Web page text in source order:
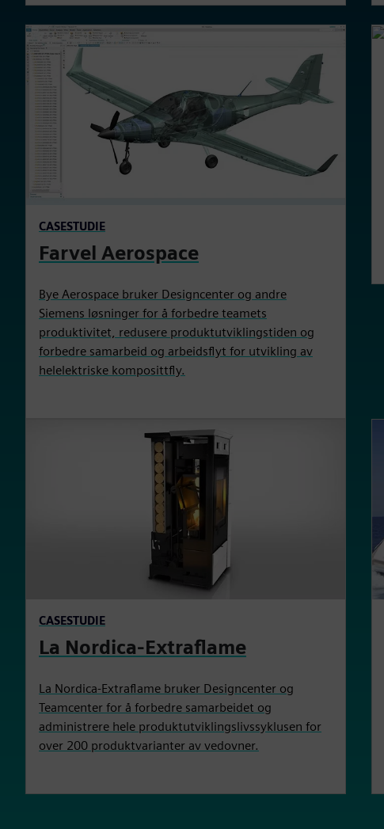
CASESTUDIE
Farvel Aerospace
Bye Aerospace bruker Designcenter og andre
Siemens løsninger for å forbedre teamets
produktivitet, redusere produktutviklingstiden og
forbedre samarbeid og arbeidsflyt for utvikling av
helelektriske komposittfly.
CASESTUDIE
La Nordica-Extraflame
La Nordica-Extraflame bruker Designcenter og
Teamcenter for å forbedre samarbeidet og
administrere hele produktutviklingslivssyklusen for
over 200 produktvarianter av vedovner.